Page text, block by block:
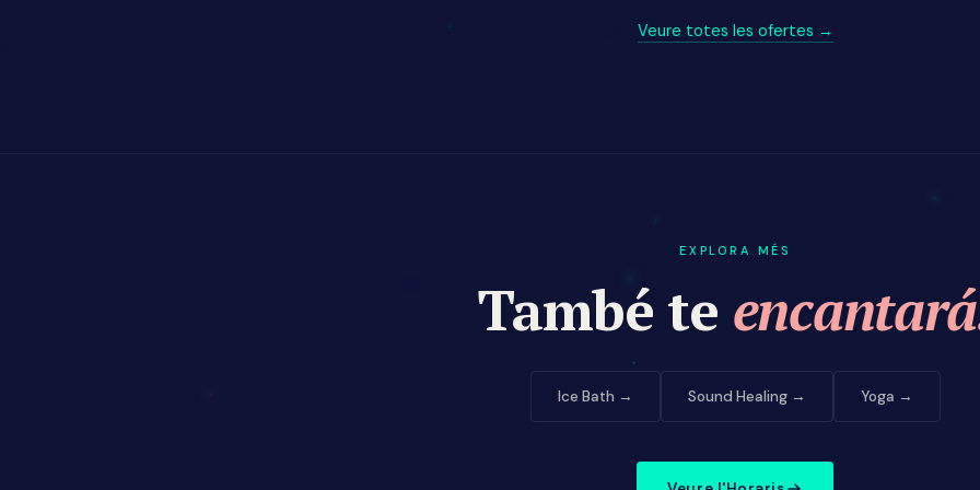
Veure totes les ofertes →
EXPLORA MÉS
També te
Ice Bath → Sound Healing → Yoga →